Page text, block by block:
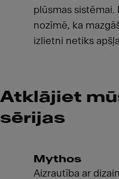
plūsmas
nozīmē, ka
izlietni netiks
Atklājiet
sērijas
Mythos
Aizrautība ar